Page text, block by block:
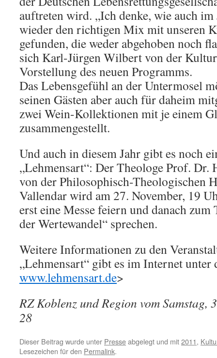
auftreten wird. „Ich denke, wie auch
wieder den richtigen Mix mit unseren
gefunden, die weder abgehoben noch
sich Karl-Jürgen Wilbert von der
Vorstellung des neuen Programms.
Das Lebensgefühl an der Untermosel
seinen Gästen aber auch für daheim
zwei Wein-Kollektionen mit je einem
zusammengestellt.
Und auch in diesem Jahr gibt es noch
„Lehmensart“: Der Theologe Prof. Dr.
von der Philosophisch-Theologischen
Vallendar wird am 27. November, 19
erst eine Messe feiern und danach
der Wertewandel“ sprechen.
Weitere Informationen zu den
„Lehmensart“ gibt es im Internet unter
www.lehmensart.de>
RZ Koblenz und Region vom Samstag,
28
Dieser Beitrag wurde unter Presseabgelegt und mit2011,
Lesezeichen für den Permalink.